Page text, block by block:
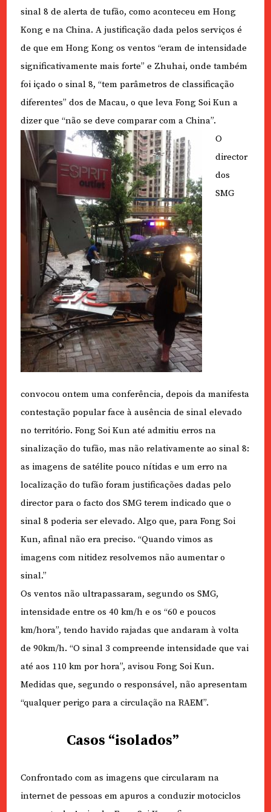
sinal 8 de alerta de tufão, como aconteceu em Hong
Kong e na China. A justificação dada pelos serviços é
de que em Hong Kong os ventos “eram de intensidade
significativamente mais forte” e Zhuhai, onde também
foi içado o sinal 8, “tem parâmetros de classificação
diferentes” dos de Macau, o que leva Fong Soi Kun a
dizer que “não se deve comparar com a China”.
O
director
dos
SMG
convocou ontem uma conferência, depois da manifesta
contestação popular face à ausência de sinal elevado
no território. Fong Soi Kun até admitiu erros na
sinalização do tufão, mas não relativamente ao sinal 8:
as imagens de satélite pouco nítidas e um erro na
localização do tufão foram justificações dadas pelo
director para o facto dos SMG terem indicado que o
sinal 8 poderia ser elevado. Algo que, para Fong Soi
Kun, afinal não era preciso. “Quando vimos as
imagens com nitidez resolvemos não aumentar o
sinal.”
Os ventos não ultrapassaram, segundo os SMG,
intensidade entre os 40 km/h e os “60 e poucos
km/hora”, tendo havido rajadas que andaram à volta
de 90km/h. “O sinal 3 compreende intensidade que vai
até aos 110 km por hora”, avisou Fong Soi Kun.
Medidas que, segundo o responsável, não apresentam
“qualquer perigo para a circulação na RAEM”.
Casos “isolados”
Confrontado com as imagens que circularam na
internet de pessoas em apuros a conduzir motociclos